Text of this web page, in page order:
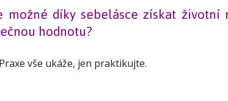
možné díky sebelásce získat
hodnotu?
vše ukáže, jen praktikujte.